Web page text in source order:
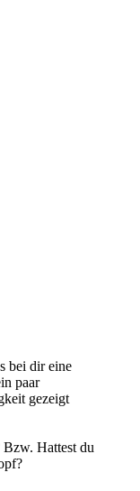
bei dir eine
paar
gezeigt
Hattest du